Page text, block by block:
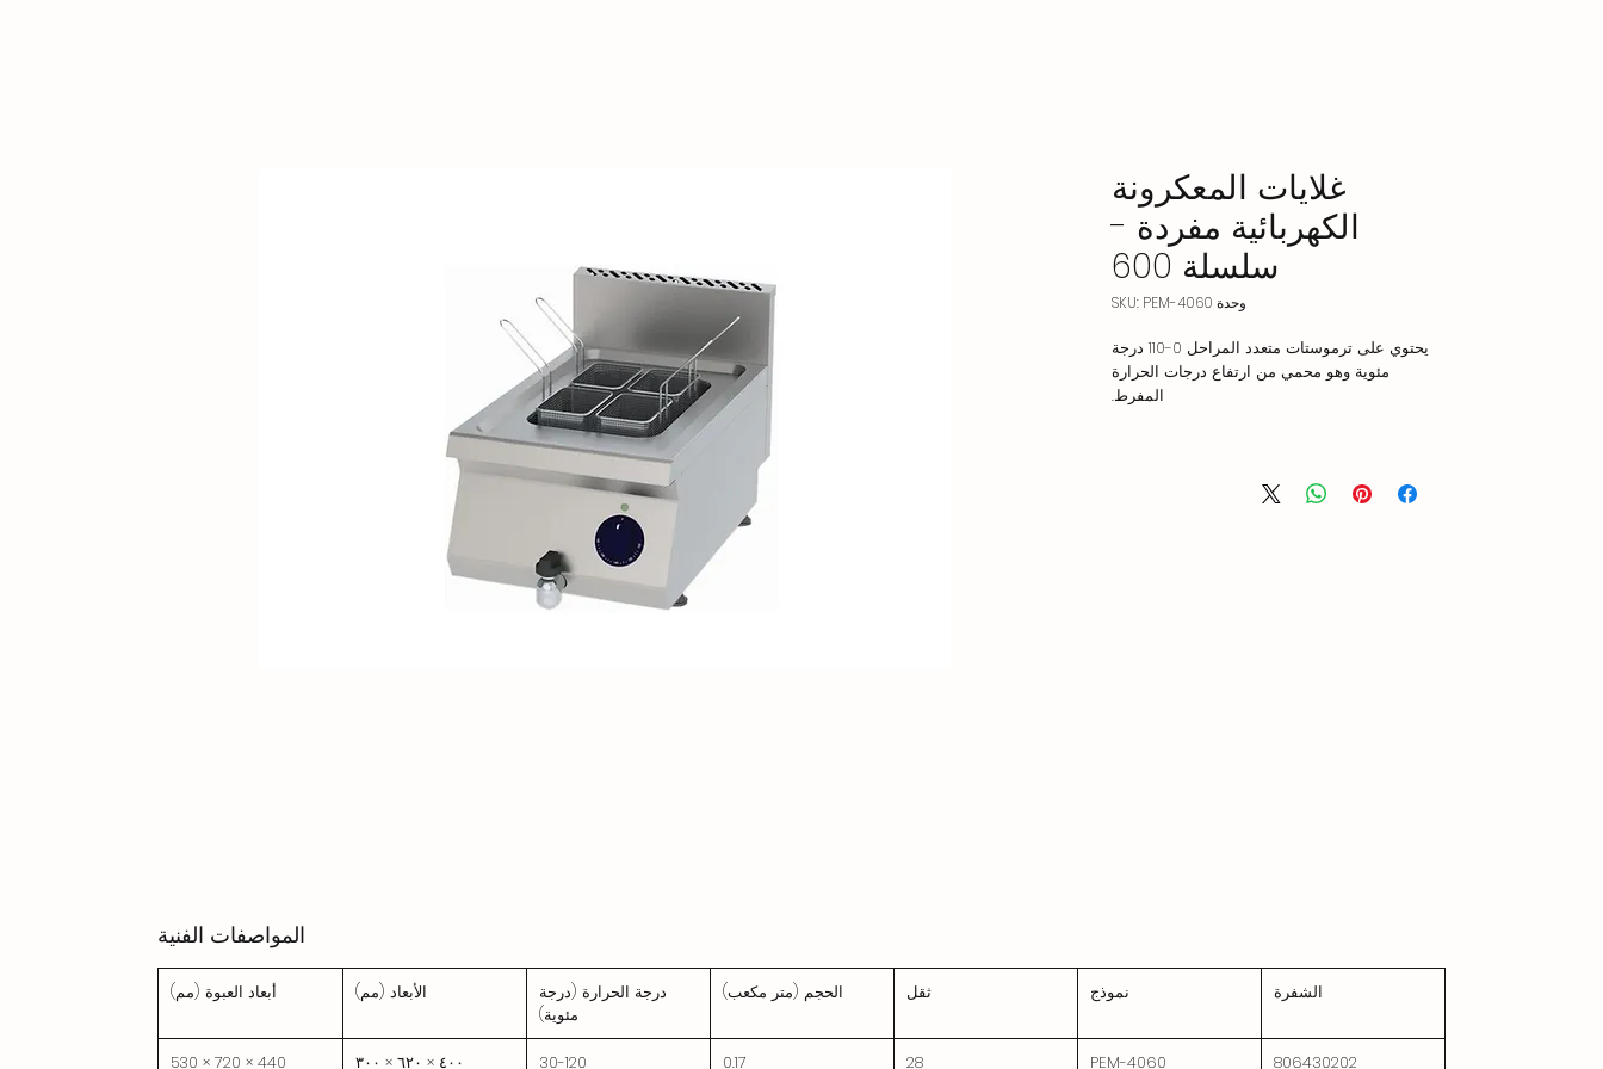
غلايات المعكرونة
الكهربائية مفردة -
سلسلة 600
وحدة SKU: PEM-4060
يحتوي على ترموستات متعدد المراحل 0-110 درجة
مئوية وهو محمي من ارتفاع درجات الحرارة
المفرط.
المواصفات الفنية
الشفرة نموذج ثقل الحجم (متر مكعب)
درجة الحرارة (درجة
مئوية)
الأبعاد (مم) أبعاد العبوة (مم)
806430202
PEM-4060
28
0.17
30-120 ٤٠٠ × ٦٢٠ × ٣٠٠ 440 × 720 × 530